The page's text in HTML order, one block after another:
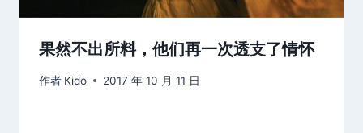
果然不出所料，他们再一次透支了情怀
作者 Kido 2017 年 10 月 11 日